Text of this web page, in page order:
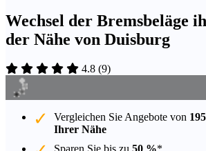
Wechsel der Bremsbeläge
der Nähe von Duisburg
4.8 (9)
Vergleichen Sie Angebote von
Ihrer Nähe
Sparen Sie bis zu 50 %*